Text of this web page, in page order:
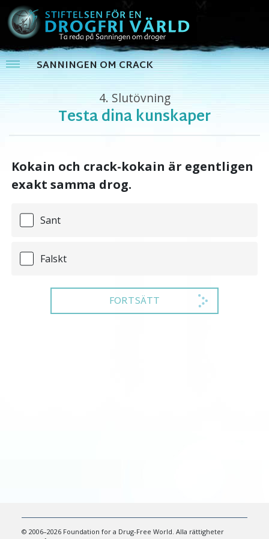
SANNINGEN OM CRACK
4. Slutövning
Testa dina kunskaper
Kokain och crack-kokain är egentligen
exakt samma drog.
Sant
Falskt
FORTSÄTT
© 2006–2026 Foundation for a Drug-Free World. Alla rättigheter